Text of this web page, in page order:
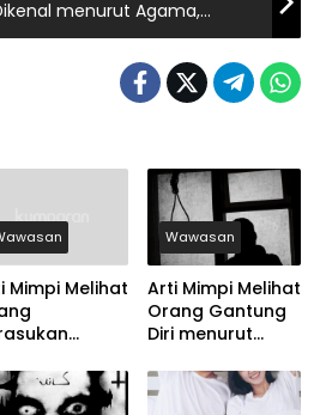
menurut Agama,
Jawa
Mimpi Melihat
dan
Jawa
Wawasan
Arti Mimpi Melihat
Orang Gantung
Diri menurut
dan Primbon
Jawa